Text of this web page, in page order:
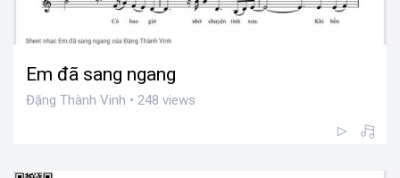
Em đã sang ngang
Đặng Thành Vinh • 248 views